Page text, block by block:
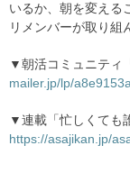
いるか、朝を変える
リメンバーが取り組
▼朝活コミュニティ
mailer.jp/lp/
▼連載「忙しくても
https://asajikan.jp/